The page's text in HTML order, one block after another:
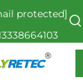
protected]